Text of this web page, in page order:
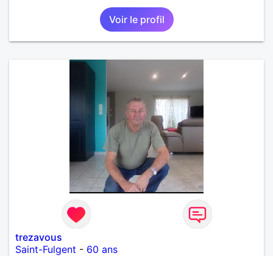
Voir le profil
trezavous
Saint-Fulgent - 60 ans